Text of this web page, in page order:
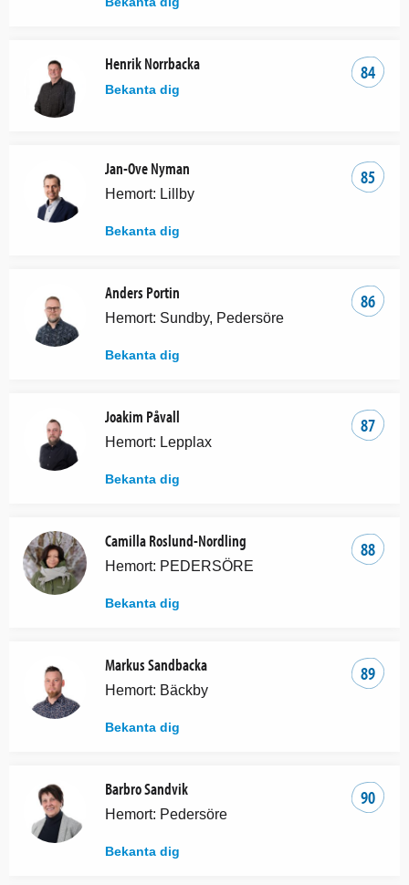
84
Henrik Norrbacka
Bekanta dig
85
Jan-Ove Nyman
Hemort: Lillby
Bekanta dig
86
Anders Portin
Hemort: Sundby, Pedersöre
Bekanta dig
87
Joakim Påvall
Hemort: Lepplax
Bekanta dig
88
Camilla Roslund-Nordling
Hemort: PEDERSÖRE
Bekanta dig
89
Markus Sandbacka
Hemort: Bäckby
Bekanta dig
90
Barbro Sandvik
Hemort: Pedersöre
Bekanta dig